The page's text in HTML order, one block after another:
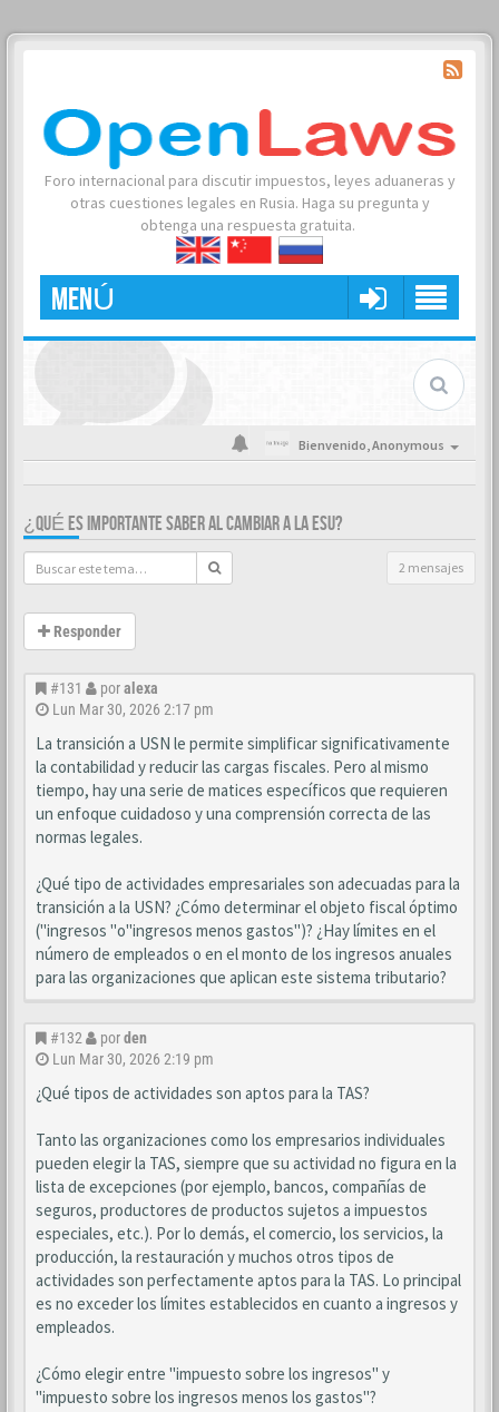
Foro internacional para discutir impuestos, leyes aduaneras y
otras cuestiones legales en Rusia. Haga su pregunta y
obtenga una respuesta gratuita.
MENÚ
Bienvenido,Anonymous
¿QUÉ ES IMPORTANTE SABER AL CAMBIAR A LA ESU?
2 mensajes
Responder
#131 poralexa
Lun Mar 30, 2026 2:17 pm
La transición a USN le permite simplificar significativamente
la contabilidad y reducir las cargas fiscales. Pero al mismo
tiempo, hay una serie de matices específicos que requieren
un enfoque cuidadoso y una comprensión correcta de las
normas legales.
¿Qué tipo de actividades empresariales son adecuadas para la
transición a la USN? ¿Cómo determinar el objeto fiscal óptimo
("ingresos "o"ingresos menos gastos")? ¿Hay límites en el
número de empleados o en el monto de los ingresos anuales
para las organizaciones que aplican este sistema tributario?
#132 porden
Lun Mar 30, 2026 2:19 pm
¿Qué tipos de actividades son aptos para la TAS?
Tanto las organizaciones como los empresarios individuales
pueden elegir la TAS, siempre que su actividad no figura en la
lista de excepciones (por ejemplo, bancos, compañías de
seguros, productores de productos sujetos a impuestos
especiales, etc.). Por lo demás, el comercio, los servicios, la
producción, la restauración y muchos otros tipos de
actividades son perfectamente aptos para la TAS. Lo principal
es no exceder los límites establecidos en cuanto a ingresos y
empleados.
¿Cómo elegir entre "impuesto sobre los ingresos" y
"impuesto sobre los ingresos menos los gastos"?